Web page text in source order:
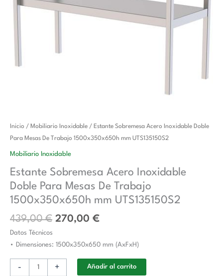
Inicio / Mobiliario Inoxidable / Estante Sobremesa Acero Inoxidable Doble
Para Mesas De Trabajo 1500x350x650h mm UTS135150S2
Mobiliario Inoxidable
Estante Sobremesa Acero Inoxidable
Doble Para Mesas De Trabajo
1500x350x650h mm UTS135150S2
439,00€
El
precio
original
439,00 €.
270,00 €
El
precio
270,00 €.
Datos Técnicos
• Dimensiones: 1500x350x650 mm (AxFxH)
-
Estante
Sobremesa
Acero
Doble
Para
Mesas
Trabajo
1500x350x650h
mm
UTS135150S2
cantidad
+ Añadir al carrito